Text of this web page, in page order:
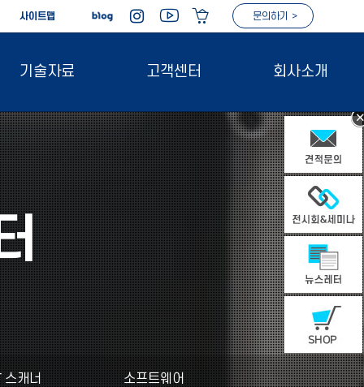
사이트맵 문의하기 >
기술자료 고객센터 회사소개
스캐너 소프트웨어